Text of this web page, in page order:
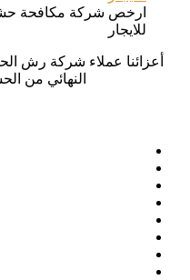
ارخص شركة مكافحة
للايجار
أعزائنا عملاء شركة رش
النهائي من